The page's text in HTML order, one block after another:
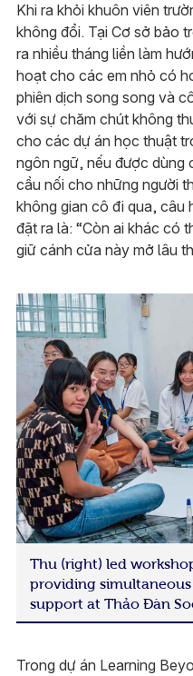
Khi ra khỏi khuôn viên
không đổi. Tại Cơ sở bảo
ra nhiều tháng liền làm
hoạt cho các em nhỏ có
phiên dịch song song và
với sự chăm chút không
cho các dự án học thuật
ngôn ngữ, nếu được dùng
cầu nối cho những người
không gian cô đi qua, câu
đặt ra là: “Còn ai khác có
giữ cánh cửa này mở lâu
Thu (right) led
providing
support at Thảo Đàn
Trong dự án Learning